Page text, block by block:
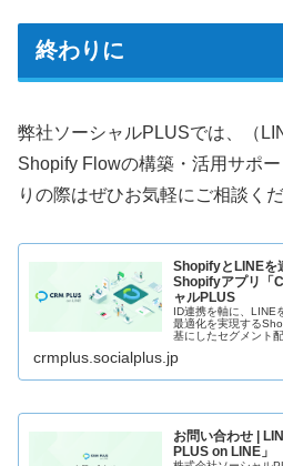
終わりに
弊社ソーシャルPLUSでは、（
Shopify Flowの構築・活用サポ
りの際はぜひお気軽にご相談くだ
ShopifyとLINEを
Shopifyアプリ「
ャルPLUS
ID連携を軸に、LINE
最適化を実現する
基にしたセグメント
等、多様なLIN...
crmplus.socialplus.jp
お問い合わせ |
PLUS on LINE」